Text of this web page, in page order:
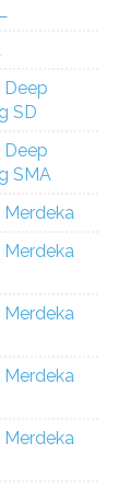
Deep
SD
Deep
SMA
Merdeka
Merdeka
Merdeka
Merdeka
Merdeka